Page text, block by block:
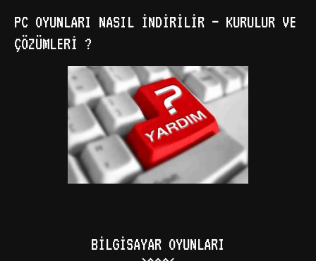
PC OYUNLARI NASIL İNDIRILIR – KURULUR VE
ÇÖZÜMLERI ?
BILGISAYAR OYUNLARI